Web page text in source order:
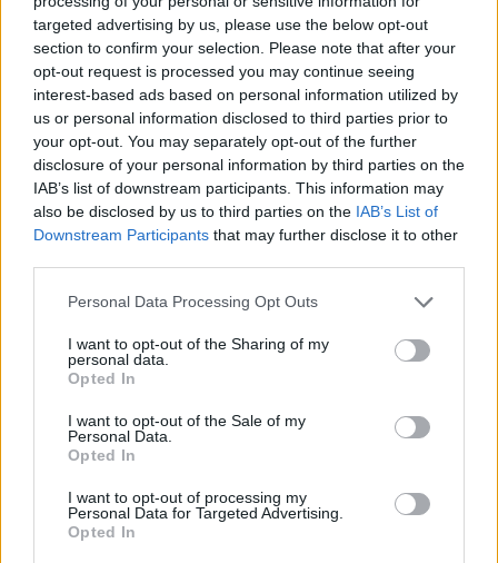
targeted advertising by us, please use the below opt-out
section to confirm your selection. Please note that after your
opt-out request is processed you may continue seeing
interest-based ads based on personal information utilized by
us or personal information disclosed to third parties prior to
your opt-out. You may separately opt-out of the further
disclosure of your personal information by third parties on the
IAB’s list of downstream participants. This information may
also be disclosed by us to third parties on the IAB’s List of
Downstream Participants that may further disclose it to other
Please note that this website/app uses one or more Google
not limited to your visit or usage behaviour. You may click to
grant or deny consent to Google and its third-party tags to
use your data for below specified purposes in below Google
consent section.
Personal Data Processing Opt Outs
I want to opt-out of the Sharing of my
personal data.
Opted In
I want to opt-out of the Sale of my
Personal Data.
Opted In
I want to opt-out of processing my
Personal Data for Targeted Advertising.
Opted In